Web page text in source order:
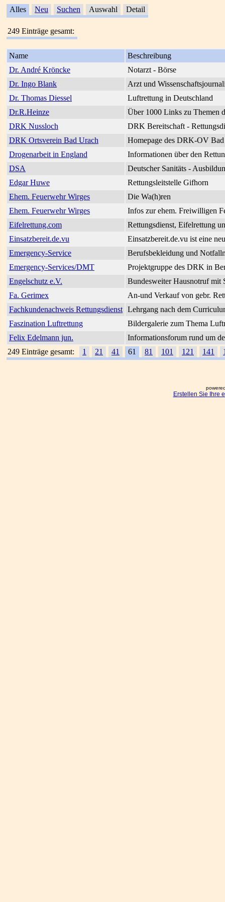
Alles Neu Suchen Auswahl Detail
249 Einträge gesamt:
Name
Beschreibung
Dr. André Kröncke
Notarzt - Börse
Dr. Ingo Blank
Arzt und
Dr. Thomas Diessel
Luftrettung in Deutschland
Dr.R.Heinze
Über 1000 Links zu Themen
DRK Nussloch
DRK Bereitschaft -
DRK Ortsverein Bad Urach
Homepage des DRK-OV
Drogenarbeit in England
Informationen über den
DSA
Deutscher Sanitäts -
Edgar Huwe
Rettungsleitstelle Gifhorn
Ehem. Feuerwehr Wirges
Die Wa(h)ren
Ehem. Feuerwehr Wirges
Infos zur ehem. Freiwilligen
Eifelrettung.com
Rettungsdienst, Eifelrettung
Einsatzbereit.de.vu
Einsatzbereit.de.vu ist eine
Emergency-Service
Berufsbekleidung und
Emergency-Services/DMT
Projektgruppe des DRK in
Engelschutz e.V.
Bundesweiter Hausnotruf mit
Fa. Gerimex
An-und Verkauf von gebr.
Fachkundenachweis Rettungsdienst Lehrgang nach dem
Faszination Luftrettung
Bildergalerie zum Thema
Felix Edelmann jun.
Informationsforum rund um
249 Einträge gesamt:
1 21 41 61 81 101 121 141
Erstellen Sie Ihre